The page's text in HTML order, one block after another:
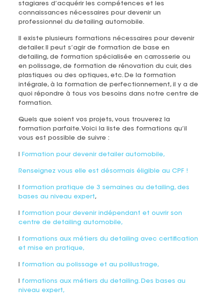
stagiares d’acquérir les compétences et les
connaissances nécessaires pour devenir un
professionnel du detailing automobile.
Il existe plusieurs formations nécessaires pour devenir
detailer. Il peut s’agir de formation de base en
detailing, de formation spécialisée en carrosserie ou
en polissage, de formation de rénovation du cuir, des
plastiques ou des optiques, etc. De la formation
intégrale, à la formation de perfectionnement, il y a de
quoi répondre à tous vos besoins dans notre centre de
formation.
Quels que soient vos projets, vous trouverez la
formation parfaite. Voici la liste des formations qu’il
vous est possible de suivre :
Formation pour devenir detailer automobile,
Renseignez vous elle est désormais éligible au CPF !
formation pratique de 3 semaines au detailing, des
bases au niveau expert,
formation pour devenir indépendant et ouvrir son
centre de detailing automobile,
formations aux métiers du detailing avec certification
et mise en pratique,
formation au polissage et au polilustrage,
formations aux métiers du detailing. Des bases au
niveau expert,